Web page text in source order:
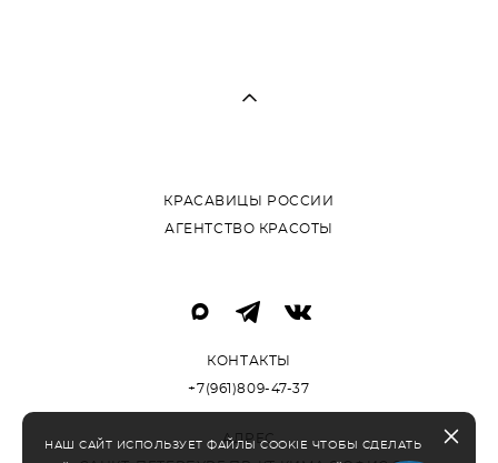
КРАСАВИЦЫ РОССИИ
АГЕНТСТВО КРАСОТЫ
КОНТАКТЫ
+7(961)809-47-37
АДРЕС
НАШ САЙТ ИСПОЛЬЗУЕТ ФАЙЛЫ COOKIE ЧТОБЫ СДЕЛАТЬ